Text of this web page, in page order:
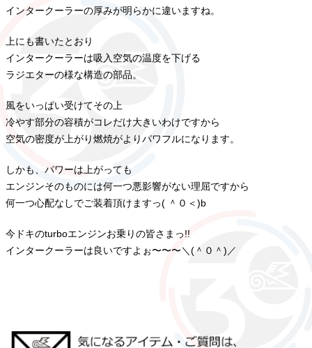
インタークーラーの厚みが明らかに違いますね。
上にも書いたとおり
インタークーラーは吸入空気の温度を下げる
ラジエターの様な構造の部品。
風をいっぱい受けてその上
冷やす部分の容積がコレだけ大きいわけですから
空気の密度が上がり燃焼がよりパワフルになります。
しかも、パワーは上がっても
エンジンそのものには何一つ悪影響がない理屈ですから
何一つ心配なしでご装着頂けますっ( ＾０＜)b
今ドキのturboエンジンお乗りの皆さまっ!!
インタークーラーは良いですよぉ〜〜〜＼(＾０＾)／